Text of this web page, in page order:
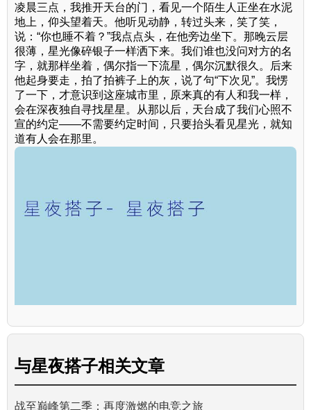
凌晨三点，我推开天台的门，看见一个陌生人正坐在水泥
地上，仰头望着天。他听见动静，转过头来，笑了笑，
说：“你也睡不着？”我点点头，在他旁边坐下。那晚云层
很薄，星光像碎银子一样洒下来。我们谁也没问对方的名
字，就那样坐着，偶尔指一下流星，偶尔沉默很久。后来
他起身要走，拍了拍裤子上的灰，说了句“下次见”。我愣
了一下，才意识到这座城市里，原来真的有人和我一样，
会在深夜独自寻找星星。从那以后，天台成了我们心照不
宣的约定——不需要约定时间，只要抬头看见星光，就知
道有人会在那里。
与星夜搭子相关文章
战至巅峰第二季：再度激燃的电竞之旅